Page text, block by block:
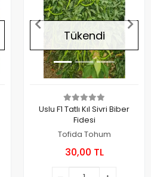
Tükendi
Uslu F1 Tatlı Kıl Sivri Biber
Fidesi
Tofida Tohum
30,00 TL